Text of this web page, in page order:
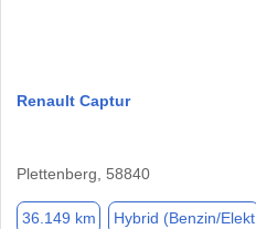
Renault Captur
Plettenberg, 58840
36.149 km Hybrid (Benzin/Elekt